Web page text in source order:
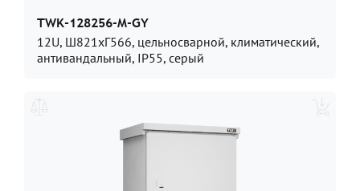
TWK-128256-M-GY
12U, Ш821хГ566, цельносварной, климатический,
антивандальный, IP55, серый